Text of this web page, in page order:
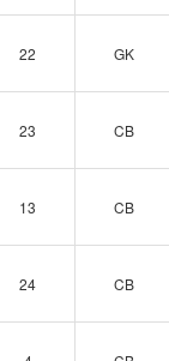
22 GK
23 CB
13 CB
24 CB